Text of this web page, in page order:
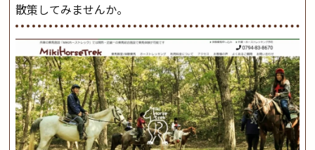
散策してみませんか。